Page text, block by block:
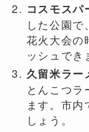
コスモスパ
した公園で
花火大会の
ッシュでき
久留米ラー
とんこつ
ます。市
しょう。